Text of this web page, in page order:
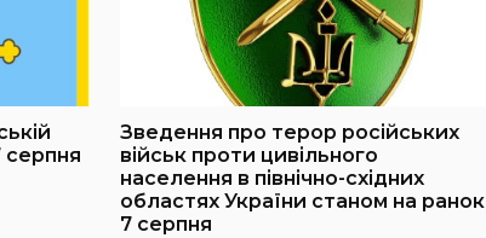
серпня
Зведення про терор російських
військ проти цивільного
населення в північно-східних
областях України станом на ранок
7 серпня